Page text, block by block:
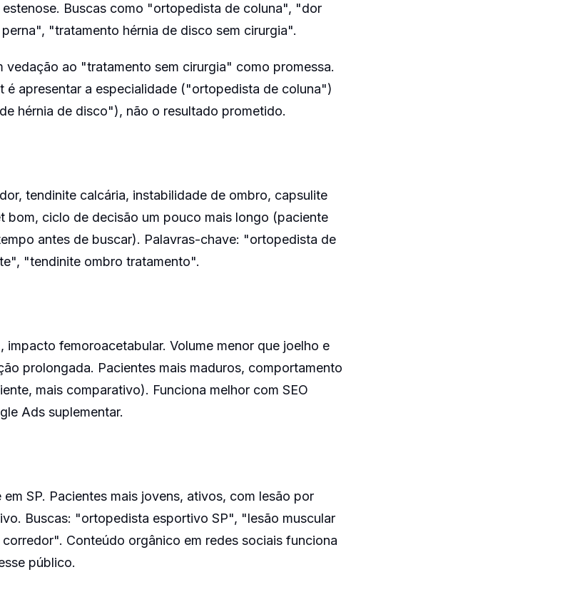
Buscas como "ortopedista de coluna", "dor
"tratamento hérnia de disco sem cirurgia".
vedação ao "tratamento sem cirurgia" como promessa.
é apresentar a especialidade ("ortopedista de coluna")
hérnia de disco"), não o resultado prometido.
tendinite calcária, instabilidade de ombro, capsulite
bom, ciclo de decisão um pouco mais longo (paciente
antes de buscar). Palavras-chave: "ortopedista de
"tendinite ombro tratamento".
impacto femoroacetabular. Volume menor que joelho e
prolongada. Pacientes mais maduros, comportamento
mais comparativo). Funciona melhor com SEO
Ads suplementar.
SP. Pacientes mais jovens, ativos, com lesão por
Buscas: "ortopedista esportivo SP", "lesão muscular
Conteúdo orgânico em redes sociais funciona
público.